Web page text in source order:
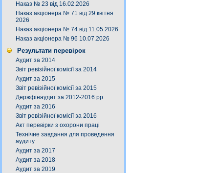
Наказ № 23 від 16.02.2026
Наказ акціонера № 71 від 29 квітня
2026
Наказ акціонера № 74 від 11.05.2026
Наказ акціонера № 96 10.07.2026
Результати перевірок
Аудит за 2014
Звіт ревізійної комісії за 2014
Аудит за 2015
Звіт ревізійної комісії за 2015
Держфінаудит за 2012-2016 рр.
Аудит за 2016
Звіт ревізійної комісії за 2016
Акт перевірки з охорони праці
Технічне завдання для проведення
аудиту
Аудит за 2017
Аудит за 2018
Аудит за 2019